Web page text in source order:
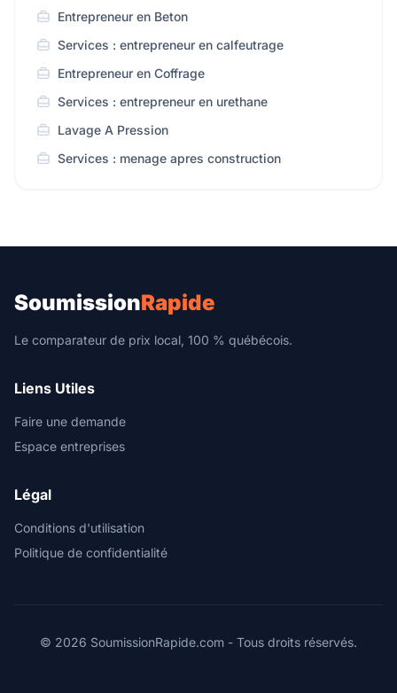
Entrepreneur en Beton
Services : entrepreneur en calfeutrage
Entrepreneur en Coffrage
Services : entrepreneur en urethane
Lavage A Pression
Services : menage apres construction
SoumissionRapide
Le comparateur de prix local, 100 % québécois.
Liens Utiles
Faire une demande
Espace entreprises
Légal
Conditions d'utilisation
Politique de confidentialité
© 2026 SoumissionRapide.com - Tous droits réservés.